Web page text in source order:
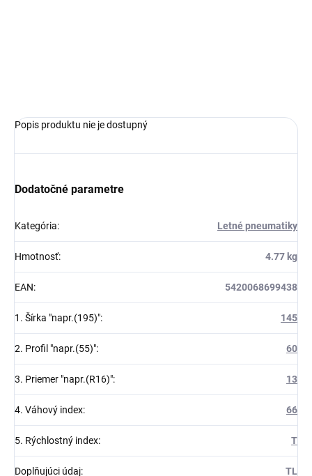
Popis produktu nie je dostupný
Dodatočné parametre
Kategória: Letné pneumatiky
Hmotnosť: 4.77 kg
EAN: 5420068699438
1. Šírka "napr.(195)": 145
2. Profil "napr.(55)": 60
3. Priemer "napr.(R16)": 13
4. Váhový index: 66
5. Rýchlostný index: T
Doplňujúci údaj: TL